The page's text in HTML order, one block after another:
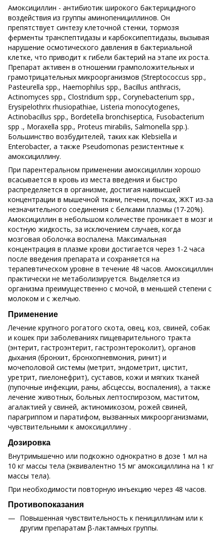
Амоксициллин - антибиотик широкого бактерицидного
воздействия из группы аминопенициллинов. Он
препятствует синтезу клеточной стенки, тормозя
ферменты транспептидазы и карбоксипептидазы, вызывая
нарушение осмотического давления в бактериальной
клетке, что приводит к гибели бактерий на этапе их роста.
Препарат активен в отношении грамположительных и
грамотрицательных микроорганизмов (Streptococcus spp.,
Pasteurella spp., Haemophilus spp., Bacillus anthracis,
Actinomyces spp., Clostridium spp., Corynebacterium spp.,
Erysipelothrix rhusiopathiae, Listeria monocytogenes,
Actinobacillus spp., Bordetella bronchiseptica, Fusobacterium
spp ., Moraxella spp., Proteus mirabilis, Salmonella spp.).
Большинство возбудителей, таких как Klebsiella и
Enterobacter, а также Pseudomonas резистентные к
амоксициллину.
При парентеральном применении амоксициллин хорошо
всасывается в кровь из места введения и быстро
распределяется в организме, достигая наивысшей
концентрации в мышечной ткани, печени, почках, ЖКТ из-за
незначительного соединения с белками плазмы (17-20%).
Амоксициллин в небольшом количестве проникает в мозг и
костную жидкость, за исключением случаев, когда
мозговая оболочка воспалена. Максимальная
концентрация в плазме крови достигается через 1-2 часа
после введения препарата и сохраняется на
терапевтическом уровне в течение 48 часов. Амоксициллин
практически не метаболизируется. Выделяется из
организма преимущественно с мочой, в меньшей степени с
молоком и с желчью.
Применение
Лечение крупного рогатого скота, овец, коз, свиней, собак
и кошек при заболеваниях пищеварительного тракта
(энтерит, гастроэнтерит, гастроэнтероколит), органов
дыхания (бронхит, бронхопневмония, ринит) и
мочеполовой системы (метрит, эндометрит, цистит,
уретрит, пиелонефрит), суставов, кожи и мягких тканей
(пупочные инфекции, раны, абсцессы, воспаления), а также
лечение животных, больных лептоспирозом, маститом,
агалактией у свиней, актиномикозом, рожей свиней,
парагриппом и паратифом, вызванных микроорганизмами,
чувствительными к амоксициллину .
Дозировка
Внутримышечно или подкожно однократно в дозе 1 мл на
10 кг массы тела (эквивалентно 15 мг амоксициллина на 1 кг
массы тела).
При необходимости повторную инъекцию через 48 часов.
Противопоказания
Повышенная чувствительность к пенициллинам или к
другим препаратам β-лактамных группы.